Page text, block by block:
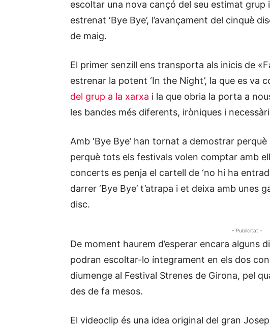
escoltar una nova cançó del seu estimat
estrenat ‘Bye Bye’, l’avançament del cinquè
de maig.
El primer senzill ens transporta als inicis de
estrenar la potent ‘In the Night’, la que es va
del grup a la xarxa i la que obria la porta a
les bandes més diferents, iròniques i
Amb ‘Bye Bye’ han tornat a demostrar
perquè tots els festivals volen comptar amb
concerts es penja el cartell de ‘no hi ha
darrer ‘Bye Bye’ t’atrapa i et deixa amb unes
disc.
- Publicitat -
De moment haurem d’esperar encara alguns
podran escoltar-lo íntegrament en els dos
diumenge al Festival Strenes de Girona, pel
des de fa mesos.
El videoclip és una idea original del gran